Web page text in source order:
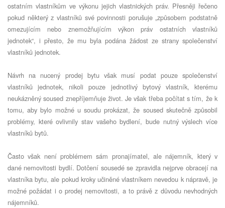
ostatním vlastníkům ve výkonu jejich vlastnických práv. Přesněji řečeno
pokud některý z vlastníků své povinnosti porušuje „způsobem podstatně
omezujícím nebo znemožňujícím výkon práv ostatních vlastníků
jednotek“, i přesto, že mu byla podána žádost ze strany společenství
vlastníků jednotek.
Návrh na nucený prodej bytu však musí podat pouze společenství
vlastníků jednotek, nikoli pouze jednotlivý bytový vlastník, kterému
neukázněný soused znepříjemňuje život. Je však třeba počítat s tím, že k
tomu, aby bylo možné u soudu prokázat, že soused skutečně způsobil
problémy, které ovlivnily stav vašeho bydlení, bude nutný výslech více
vlastníků bytů.
Často však není problémem sám pronajímatel, ale nájemník, který v
dané nemovitosti bydlí. Dotčení sousedé se zpravidla nejprve obracejí na
vlastníka bytu, ale pokud kroky učiněné vlastníkem nevedou k nápravě, je
možné požádat i o prodej nemovitosti, a to právě z důvodu nevhodných
nájemníků.